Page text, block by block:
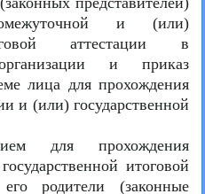
и (или)
аттестации в
организации и приказ
лица для прохождения
и (или) государственной
для прохождения
итоговой
родители (законные